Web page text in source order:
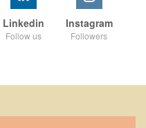
Instagram
Followers
Linkedin
Follow us